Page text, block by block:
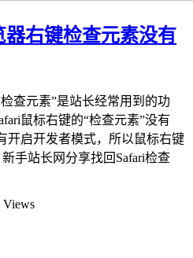
右键检查元素没有
查元素”是站长经常用到的功
鼠标右键的“检查元素”没有
开启开发者模式，所以鼠标右键
手站长网分享找回Safari检查
Views